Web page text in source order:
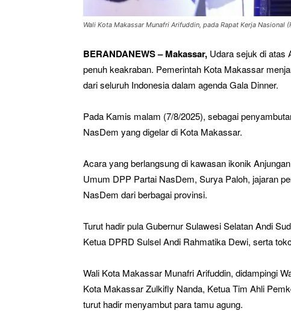
Wali Kota Makassar Munafri Arifuddin, pada Rapat Kerja Nasional
BERANDANEWS – Makassar, Udara sejuk di atas
penuh keakraban. Pemerintah Kota Makassar
dari seluruh Indonesia dalam agenda Gala Dinner.
Pada Kamis malam (7/8/2025), sebagai
NasDem yang digelar di Kota Makassar.
Acara yang berlangsung di kawasan ikonik
Umum DPP Partai NasDem, Surya Paloh, jajaran
NasDem dari berbagai provinsi.
Turut hadir pula Gubernur Sulawesi Selatan Andi
Ketua DPRD Sulsel Andi Rahmatika Dewi, serta
Wali Kota Makassar Munafri Arifuddin, didampingi
Kota Makassar Zulkifly Nanda, Ketua Tim Ahli
turut hadir menyambut para tamu agung.